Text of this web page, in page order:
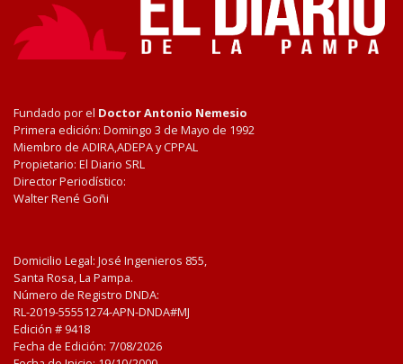
Fundado por el Doctor Antonio Nemesio
Primera edición: Domingo 3 de Mayo de 1992
Miembro de ADIRA,ADEPA y CPPAL
Propietario: El Diario SRL
Director Periodístico:
Walter René Goñi
Domicilio Legal: José Ingenieros 855,
Santa Rosa, La Pampa.
Número de Registro DNDA:
RL-2019-55551274-APN-DNDA#MJ
Edición # 9418
Fecha de Edición: 7/08/2026